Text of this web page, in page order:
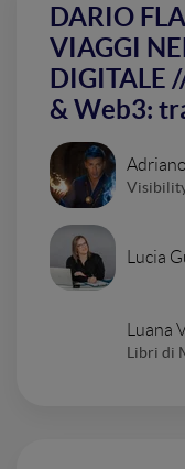
DARIO
VIAGGI
& Web3:
Visibility
Lucia
Luana
Libri di